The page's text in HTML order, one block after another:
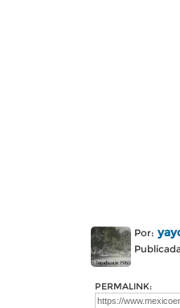
Por:
PERMALINK: